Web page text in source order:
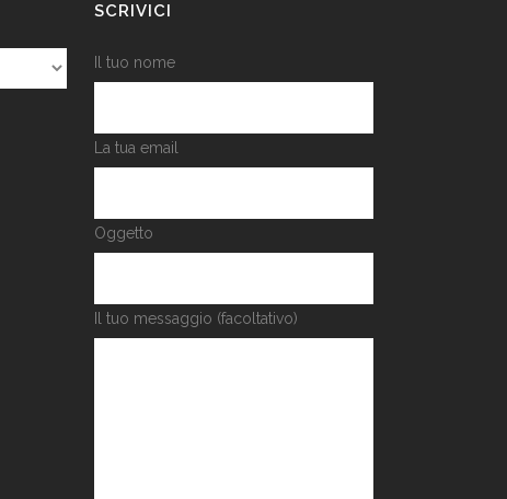
SCRIVICI
Il tuo nome
La tua email
Oggetto
Il tuo messaggio (facoltativo)